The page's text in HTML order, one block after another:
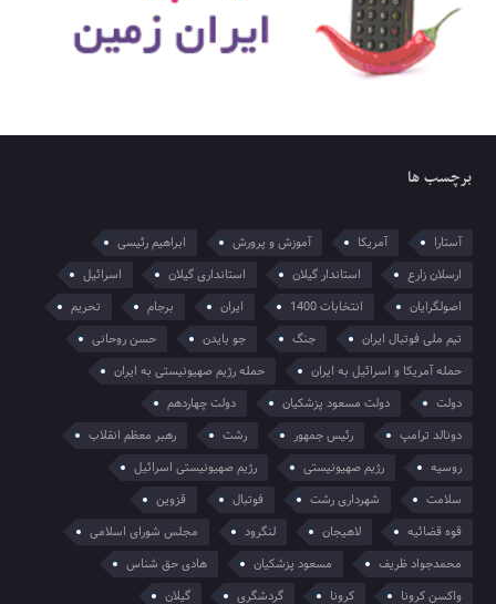
برچسب ها
آستارا آمریکا آموزش و پرورش
ابراهیم رئیسی
ارسلان زارع
استاندار گیلان استانداری گیلان
اسرائیل
اصولگرایان
انتخابات 1400 ایران برجام
تحریم
تیم ملی فوتبال ایران
جنگ جو بایدن
حسن روحانی
حمله آمریکا و اسرائیل به ایران
حمله رژیم صهیونیستی به ایران
دولت
دولت مسعود پزشکیان
دولت چهاردهم
دونالد ترامپ
رئیس جمهور رشت
رهبر معظم انقلاب
روسیه
رژیم صهیونیستی
رژیم صهیونیستی اسرائیل
سلامت
شهرداری رشت فوتبال
قزوین
قوه قضائیه
لاهیجان لنگرود
مجلس شورای اسلامی
محمدجواد ظریف
مسعود پزشکیان
هادی حق شناس
واکسن کرونا
کرونا گردشگری گیلان